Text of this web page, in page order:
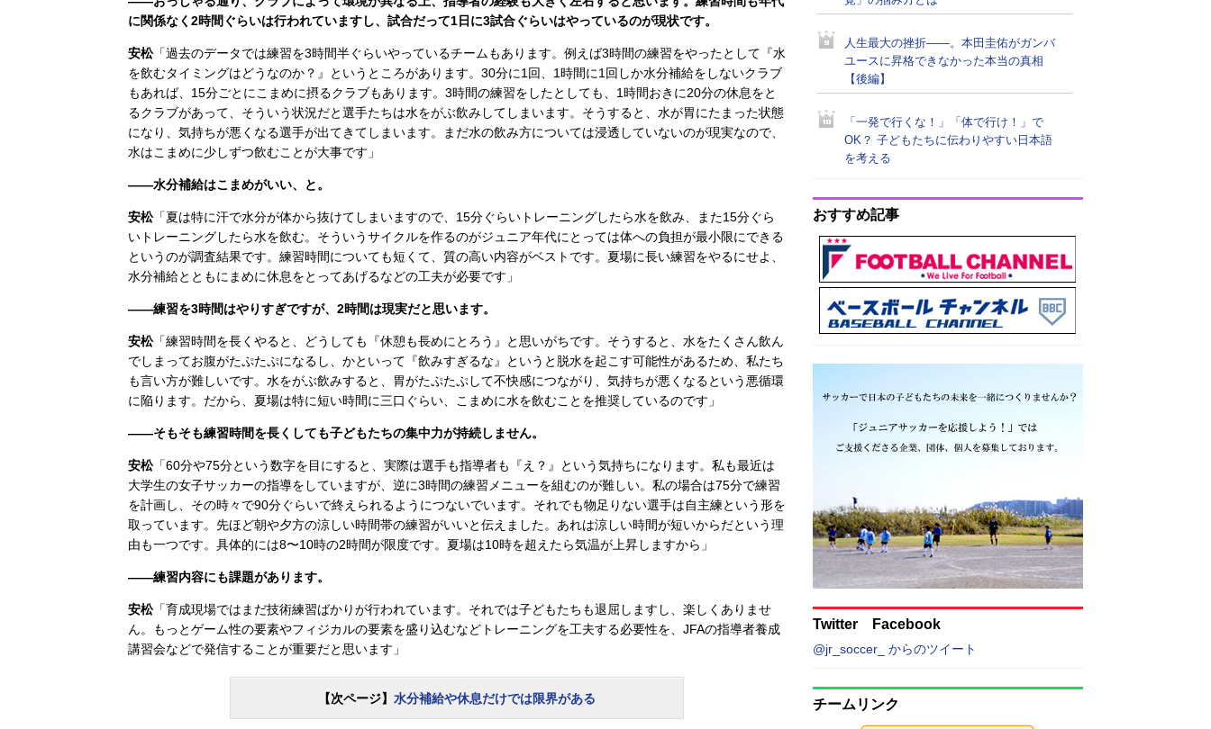
に関係なく2時間ぐらいは行われていますし、試合だって1日に3試合ぐらいはやっているのが現状です。
安松「過去のデータでは練習を3時間半ぐらいやっているチームもあります。例えば3時間の練習をやったとして『水
を飲むタイミングはどうなのか？』というところがあります。30分に1回、1時間に1回しか水分補給をしないクラブ
もあれば、15分ごとにこまめに摂るクラブもあります。3時間の練習をしたとしても、1時間おきに20分の休息をと
るクラブがあって、そういう状況だと選手たちは水をがぶ飲みしてしまいます。そうすると、水が胃にたまった状態
になり、気持ちが悪くなる選手が出てきてしまいます。まだ水の飲み方については浸透していないのが現実なので、
水はこまめに少しずつ飲むことが大事です」
――水分補給はこまめがいい、と。
安松「夏は特に汗で水分が体から抜けてしまいますので、15分ぐらいトレーニングしたら水を飲み、また15分ぐら
いトレーニングしたら水を飲む。そういうサイクルを作るのがジュニア年代にとっては体への負担が最小限にできる
というのが調査結果です。練習時間についても短くて、質の高い内容がベストです。夏場に長い練習をやるにせよ、
水分補給とともにまめに休息をとってあげるなどの工夫が必要です」
――練習を3時間はやりすぎですが、2時間は現実だと思います。
安松「練習時間を長くやると、どうしても『休憩も長めにとろう』と思いがちです。そうすると、水をたくさん飲ん
でしまってお腹がたぷたぷになるし、かといって『飲みすぎるな』というと脱水を起こす可能性があるため、私たち
も言い方が難しいです。水をがぶ飲みすると、胃がたぷたぷして不快感につながり、気持ちが悪くなるという悪循環
に陥ります。だから、夏場は特に短い時間に三口ぐらい、こまめに水を飲むことを推奨しているのです」
――そもそも練習時間を長くしても子どもたちの集中力が持続しません。
安松「60分や75分という数字を目にすると、実際は選手も指導者も『え？』という気持ちになります。私も最近は
大学生の女子サッカーの指導をしていますが、逆に3時間の練習メニューを組むのが難しい。私の場合は75分で練習
を計画し、その時々で90分ぐらいで終えられるようにつないでいます。それでも物足りない選手は自主練という形を
取っています。先ほど朝や夕方の涼しい時間帯の練習がいいと伝えました。あれは涼しい時間が短いからだという理
由も一つです。具体的には8〜10時の2時間が限度です。夏場は10時を超えたら気温が上昇しますから」
――練習内容にも課題があります。
安松「育成現場ではまだ技術練習ばかりが行われています。それでは子どもたちも退屈しますし、楽しくありませ
ん。もっとゲーム性の要素やフィジカルの要素を盛り込むなどトレーニングを工夫する必要性を、JFAの指導者養成
講習会などで発信することが重要だと思います」
【次ページ】 水分補給や休息だけでは限界がある
人生最大の挫折――。本田圭佑がガンバ
ユースに昇格できなかった本当の真相
【後編】
「一発で行くな！」「体で行け！」で
OK？ 子どもたちに伝わりやすい日本語
を考える
おすすめ記事
Twitter Facebook
@jr_soccer_ からのツイート
チームリンク